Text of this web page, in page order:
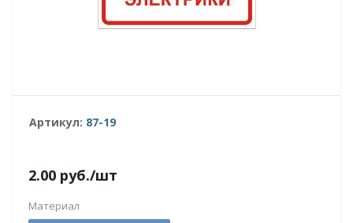
Артикул: 87-19
2.00 руб./шт
Материал